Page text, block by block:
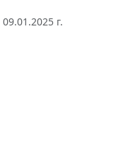
г.